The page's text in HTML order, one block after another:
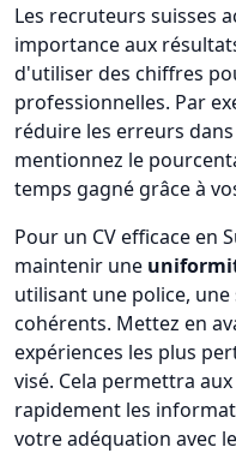
Les recruteurs suisses
importance aux
d'utiliser des chiffres
professionnelles. Par
réduire les erreurs
mentionnez le
temps gagné grâce à
Pour un CV efficace en
maintenir une
utilisant une police,
cohérents. Mettez en
expériences les plus
visé. Cela permettra
rapidement les
votre adéquation avec